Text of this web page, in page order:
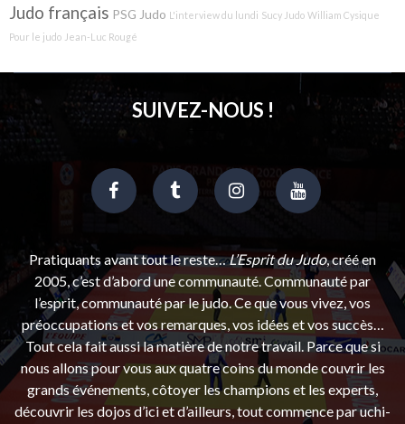
Judo français PSG Judo L'interview du lundi Sucy Judo William Cysique
Pour le judo Jean-Luc Rougé
SUIVEZ-NOUS !
Pratiquants avant tout le reste…L’Esprit du Judo, créé en
2005, c’est d’abord une communauté. Communauté par
l’esprit, communauté par le judo. Ce que vous vivez, vos
préoccupations et vos remarques, vos idées et vos succès…
Tout cela fait aussi la matière de notre travail. Parce que si
nous allons pour vous aux quatre coins du monde couvrir les
grands événements, côtoyer les champions et les experts,
découvrir les dojos d’ici et d’ailleurs, tout commence par uchi-